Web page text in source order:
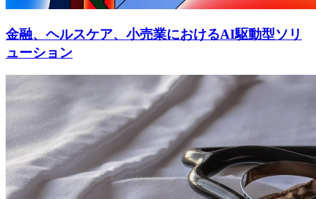
金融、ヘルスケア、小売業におけるAI駆動型ソリ
ューション